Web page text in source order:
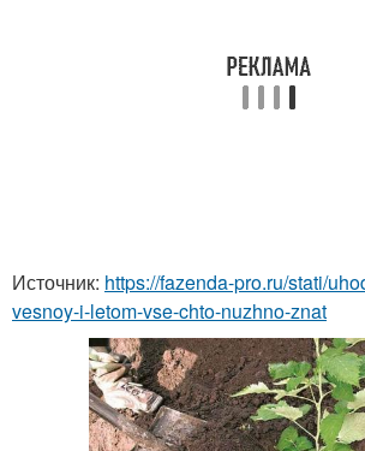
Источник: https://fazenda-pro.ru/stati/
vesnoy-i-letom-vse-chto-nuzhno-znat